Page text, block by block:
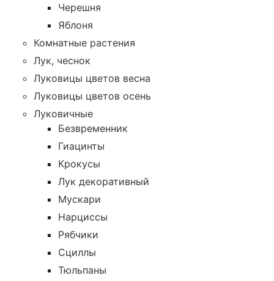
Черешня
Яблоня
Комнатные растения
Лук, чеснок
Луковицы цветов весна
Луковицы цветов осень
Луковичные
Безвременник
Гиацинты
Крокусы
Лук декоративный
Мускари
Нарциссы
Рябчики
Сциллы
Тюльпаны